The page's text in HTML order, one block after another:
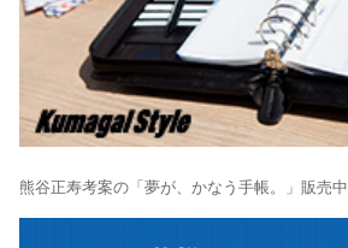
熊谷正寿考案の「夢が、かなう手帳。」販売中